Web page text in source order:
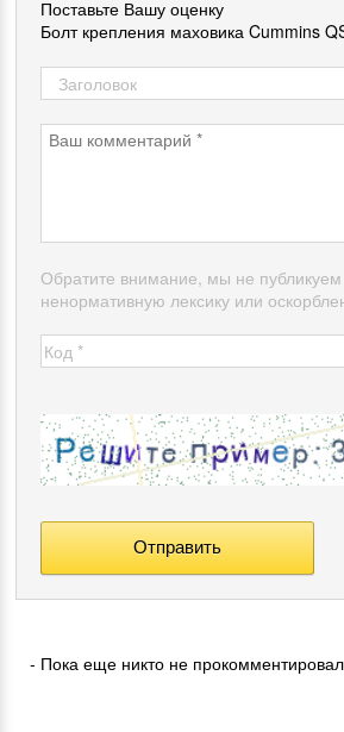
Поставьте Вашу оценку
Болт крепления маховика Cummins
Обратите внимание, мы не
ненормативную лексику или
- Пока еще никто не